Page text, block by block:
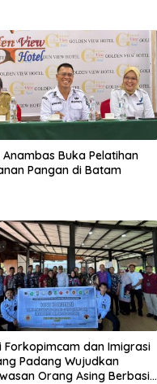
Buka Pelatihan
Pangan di Batam
Forkopimcam dan Imigrasi
Padang Wujudkan
Orang Asing Berbasis